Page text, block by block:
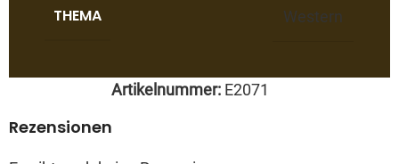
THEMA Western
Artikelnummer: E2071
Rezensionen